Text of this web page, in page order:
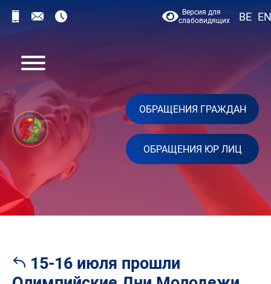
Версия для
слабовидящих
BE EN
ОБРАЩЕНИЯ ГРАЖДАН
ОБРАЩЕНИЯ ЮР ЛИЦ
15-16 июля прошли